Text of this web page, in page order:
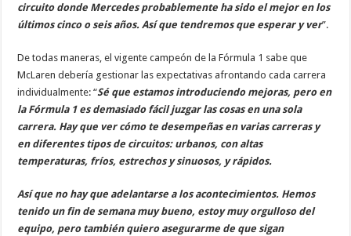
circuito donde Mercedes probablemente ha sido el mejor en los
últimos cinco o seis años. Así que tendremos que esperar y ver”.
De todas maneras, el vigente campeón de la Fórmula 1 sabe que
McLaren debería gestionar las expectativas afrontando cada carrera
individualmente: “Sé que estamos introduciendo mejoras, pero en
la Fórmula 1 es demasiado fácil juzgar las cosas en una sola
carrera. Hay que ver cómo te desempeñas en varias carreras y
en diferentes tipos de circuitos: urbanos, con altas
temperaturas, fríos, estrechos y sinuosos, y rápidos.
Así que no hay que adelantarse a los acontecimientos. Hemos
tenido un fin de semana muy bueno, estoy muy orgulloso del
equipo, pero también quiero asegurarme de que sigan